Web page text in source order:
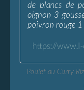
de blancs de
oignon 3
poivron rouge 1
Poulet au Curry